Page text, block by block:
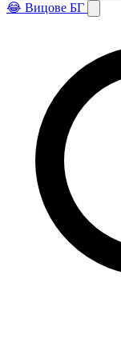
😂 Вицове БГ